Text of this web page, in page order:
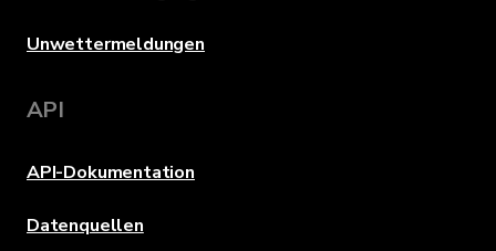
Unwettermeldungen
API
API-Dokumentation
Datenquellen